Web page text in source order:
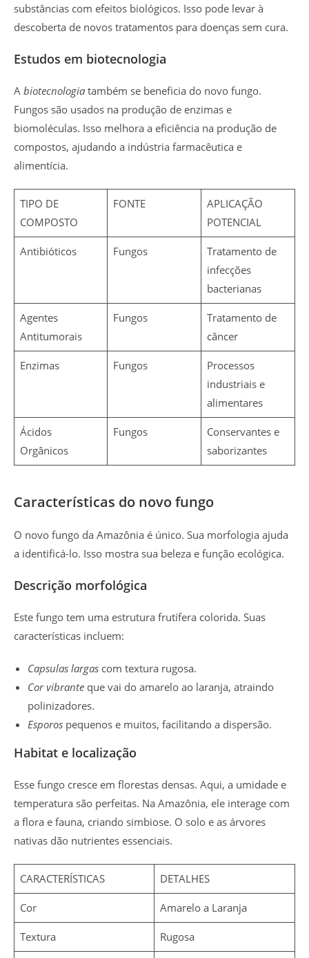
substâncias com efeitos biológicos. Isso pode levar à
descoberta de novos tratamentos para doenças sem cura.
Estudos em biotecnologia
A biotecnologia também se beneficia do novo fungo.
Fungos são usados na produção de enzimas e
biomoléculas. Isso melhora a eficiência na produção de
compostos, ajudando a indústria farmacêutica e
alimentícia.
TIPO DE
COMPOSTO
FONTE
APLICAÇÃO
POTENCIAL
Antibióticos Fungos
Tratamento de
infecções
bacterianas
Agentes
Antitumorais
Fungos
Tratamento de
câncer
Enzimas Fungos
Processos
industriais e
alimentares
Ácidos
Orgânicos
Fungos
Conservantes e
saborizantes
Características do novo fungo
O novo fungo da Amazônia é único. Sua morfologia ajuda
a identificá-lo. Isso mostra sua beleza e função ecológica.
Descrição morfológica
Este fungo tem uma estrutura frutífera colorida. Suas
características incluem:
Capsulas largas com textura rugosa.
Cor vibrante que vai do amarelo ao laranja, atraindo
polinizadores.
Esporos pequenos e muitos, facilitando a dispersão.
Habitat e localização
Esse fungo cresce em florestas densas. Aqui, a umidade e
temperatura são perfeitas. Na Amazônia, ele interage com
a flora e fauna, criando simbiose. O solo e as árvores
nativas dão nutrientes essenciais.
CARACTERÍSTICAS DETALHES
Cor Amarelo a Laranja
Textura Rugosa